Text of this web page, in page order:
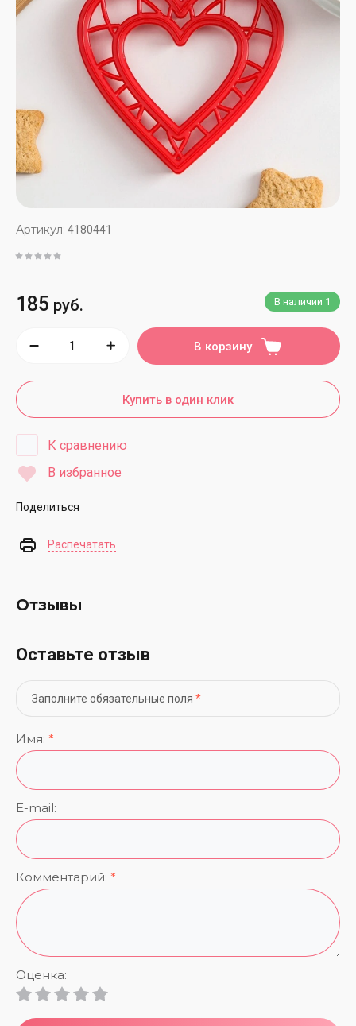
Артикул: 4180441
В наличии 1
185 руб.
В корзину
Купить в один клик
К сравнению
В избранное
Поделиться
Распечатать
Отзывы
Оставьте отзыв
Заполните обязательные поля *
Имя: *
E-mail:
Комментарий: *
Оценка: